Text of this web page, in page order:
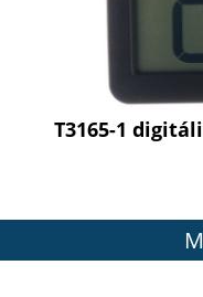
T3165-1